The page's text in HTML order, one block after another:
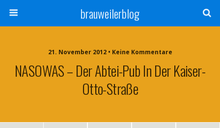
brauweilerblog
21. November 2012 • Keine Kommentare
NASOWAS – Der Abtei-Pub In Der Kaiser-
Otto-Straße